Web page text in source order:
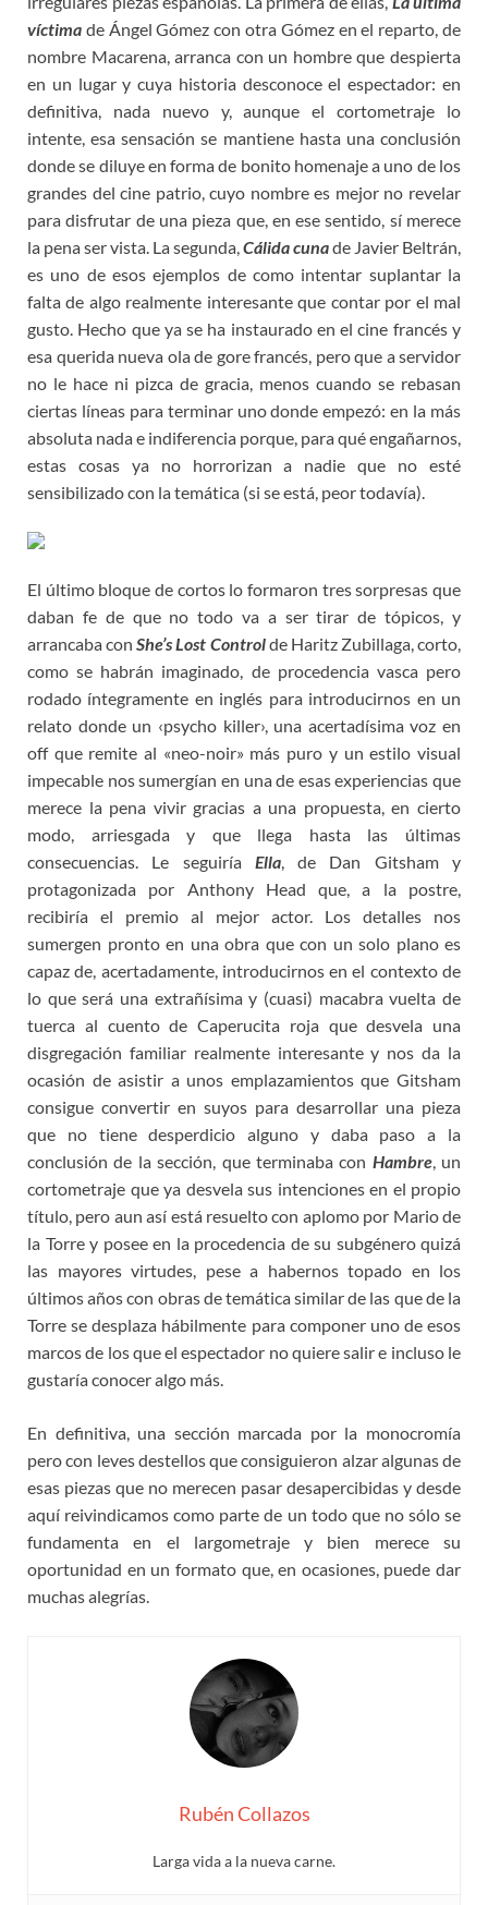
víctima de Ángel Gómez con otra Gómez en el reparto, de
nombre Macarena, arranca con un hombre que despierta
en un lugar y cuya historia desconoce el espectador: en
definitiva, nada nuevo y, aunque el cortometraje lo
intente, esa sensación se mantiene hasta una conclusión
donde se diluye en forma de bonito homenaje a uno de los
grandes del cine patrio, cuyo nombre es mejor no revelar
para disfrutar de una pieza que, en ese sentido, sí merece
la pena ser vista. La segunda,Cálida cunade Javier Beltrán,
es uno de esos ejemplos de como intentar suplantar la
falta de algo realmente interesante que contar por el mal
gusto. Hecho que ya se ha instaurado en el cine francés y
esa querida nueva ola de gore francés, pero que a servidor
no le hace ni pizca de gracia, menos cuando se rebasan
ciertas líneas para terminar uno donde empezó: en la más
absoluta nada e indiferencia porque, para qué engañarnos,
estas cosas ya no horrorizan a nadie que no esté
sensibilizado con la temática (si se está, peor todavía).
El último bloque de cortos lo formaron tres sorpresas que
daban fe de que no todo va a ser tirar de tópicos, y
arrancaba conShe’s Lost Controlde Haritz Zubillaga, corto,
como se habrán imaginado, de procedencia vasca pero
rodado íntegramente en inglés para introducirnos en un
relato donde un ‹psycho killer›, una acertadísima voz en
off que remite al «neo-noir» más puro y un estilo visual
impecable nos sumergían en una de esas experiencias que
merece la pena vivir gracias a una propuesta, en cierto
modo, arriesgada y que llega hasta las últimas
consecuencias. Le seguiría Ella, de Dan Gitsham y
protagonizada por Anthony Head que, a la postre,
recibiría el premio al mejor actor. Los detalles nos
sumergen pronto en una obra que con un solo plano es
capaz de, acertadamente, introducirnos en el contexto de
lo que será una extrañísima y (cuasi) macabra vuelta de
tuerca al cuento de Caperucita roja que desvela una
disgregación familiar realmente interesante y nos da la
ocasión de asistir a unos emplazamientos que Gitsham
consigue convertir en suyos para desarrollar una pieza
que no tiene desperdicio alguno y daba paso a la
conclusión de la sección, que terminaba con Hambre, un
cortometraje que ya desvela sus intenciones en el propio
título, pero aun así está resuelto con aplomo por Mario de
la Torre y posee en la procedencia de su subgénero quizá
las mayores virtudes, pese a habernos topado en los
últimos años con obras de temática similar de las que de la
Torre se desplaza hábilmente para componer uno de esos
marcos de los que el espectador no quiere salir e incluso le
gustaría conocer algo más.
En definitiva, una sección marcada por la monocromía
pero con leves destellos que consiguieron alzar algunas de
esas piezas que no merecen pasar desapercibidas y desde
aquí reivindicamos como parte de un todo que no sólo se
fundamenta en el largometraje y bien merece su
oportunidad en un formato que, en ocasiones, puede dar
muchas alegrías.
Rubén Collazos
Larga vida a la nueva carne.